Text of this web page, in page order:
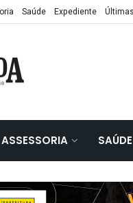
Saúde Expediente Últimas
ASSESSORIA SAÚDE